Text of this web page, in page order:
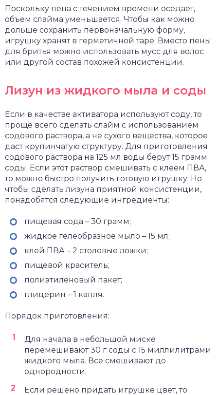
Поскольку пена с течением времени оседает,
объем слайма уменьшается. Чтобы как можно
дольше сохранить первоначальную форму,
игрушку хранят в герметичной таре. Вместо пены
для бритья можно использовать мусс для волос
или другой состав похожей консистенции.
Лизун из жидкого мыла и соды
Если в качестве активатора используют соду, то
проще всего сделать слайм с использованием
содового раствора, а не сухого вещества, которое
даст крупинчатую структуру. Для приготовления
содового раствора на 125 мл воды берут 15 грамм
соды. Если этот раствор смешивать с клеем ПВА,
то можно быстро получить готовую игрушку. Но
чтобы сделать лизуна приятной консистенции,
понадобятся следующие ингредиенты:
пищевая сода – 30 грамм;
жидкое гелеобразное мыло – 15 мл;
клей ПВА – 2 столовые ложки;
пищевой краситель;
полиэтиленовый пакет;
глицерин – 1 капля.
Порядок приготовления:
Для начала в небольшой миске
перемешивают 30 г соды с 15 миллилитрами
жидкого мыла. Все смешивают до
однородности.
Если решено придать игрушке цвет, то